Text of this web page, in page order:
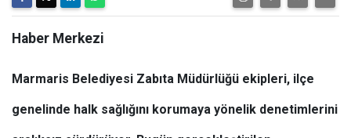
Haber Merkezi
Marmaris Belediyesi Zabıta Müdürlüğü ekipleri, ilçe
genelinde halk sağlığını korumaya yönelik denetimlerini